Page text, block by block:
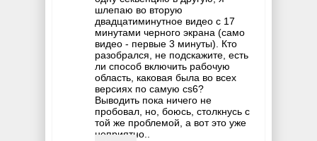
шлепаю во вторую
двадцатиминутное видео с 17
минутами черного экрана (само
видео - первые 3 минуты). Кто
разобрался, не подскажите, есть
ли способ включить рабочую
область, каковая была во всех
версиях по самую cs6?
Выводить пока ничего не
пробовал, но, боюсь, столкнусь с
той же проблемой, а вот это уже
неприятно..